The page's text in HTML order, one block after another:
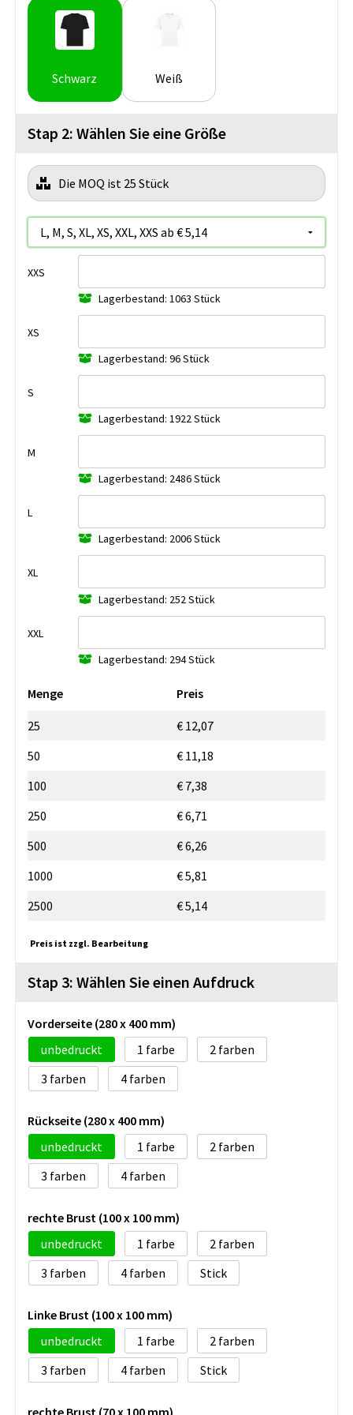
Schwarz Weiß
Stap 2: Wählen Sie eine Größe
Die MOQ ist 25 Stück
XXS
Lagerbestand: 1063 Stück
XS
Lagerbestand: 96 Stück
S
Lagerbestand: 1922 Stück
M
Lagerbestand: 2486 Stück
L
Lagerbestand: 2006 Stück
XL
Lagerbestand: 252 Stück
XXL
Lagerbestand: 294 Stück
Menge Preis
25
€ 12,07
50
€ 11,18
100
€ 7,38
250
€ 6,71
500
€ 6,26
1000
€ 5,81
2500
€ 5,14
Preis ist zzgl. Bearbeitung
Stap 3: Wählen Sie einen Aufdruck
Vorderseite (280 x 400 mm)
unbedruckt
1
2
3
4
Rückseite (280 x 400 mm)
unbedruckt
1
2
3
4
rechte Brust (100 x 100 mm)
unbedruckt
1
2
3
4 Stick
Linke Brust (100 x 100 mm)
unbedruckt
1
2
3
4 Stick
rechte Brust (70 x 100 mm)